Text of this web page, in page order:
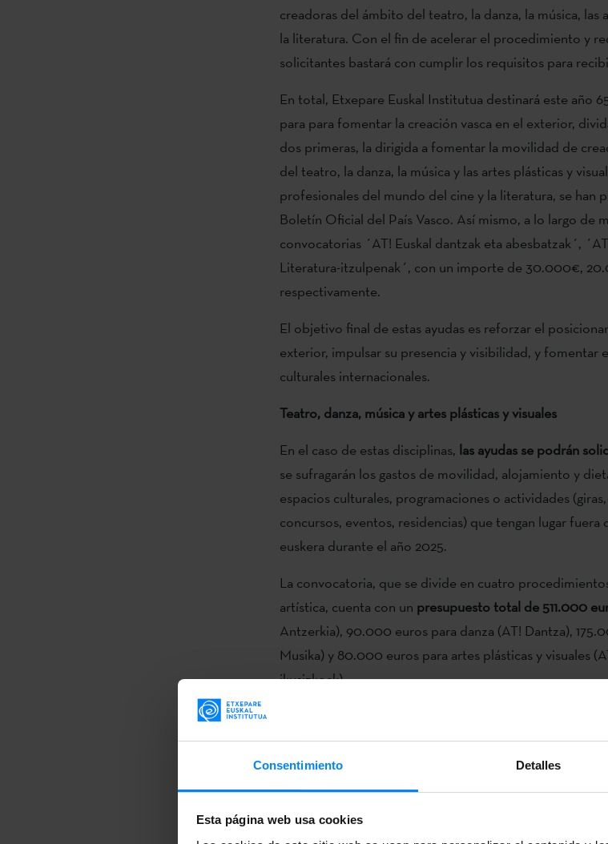
Consentimiento Detalles
Esta página web usa cookies
creadoras del ámbito del teatro, la danza, la música, las
la literatura. Con el fin de acelerar el procedimiento y
solicitantes bastará con cumplir los requisitos para
En total, Etxepare Euskal Institutua destinará este año
para para fomentar la creación vasca en el exterior,
dos primeras, la dirigida a fomentar la movilidad de
del teatro, la danza, la música y las artes plásticas y
profesionales del mundo del cine y la literatura, se han
Boletín Oficial del País Vasco. Así mismo, a lo largo de
convocatorias ´AT! Euskal dantzak eta abesbatzak´,
Literatura-itzulpenak´, con un importe de 30.000€,
respectivamente.
El objetivo final de estas ayudas es reforzar el
exterior, impulsar su presencia y visibilidad, y fomentar
culturales internacionales.
Teatro, danza, música y artes plásticas y visuales
En el caso de estas disciplinas, las ayudas se podrán
se sufragarán los gastos de movilidad, alojamiento y
espacios culturales, programaciones o actividades
concursos, eventos, residencias) que tengan lugar
euskera durante el año 2025.
La convocatoria, que se divide en cuatro
artística, cuenta con un presupuesto total de 511.000
Antzerkia), 90.000 euros para danza (AT! Dantza),
Musika) y 80.000 euros para artes plásticas y visuales
ikusizkoak).
AT! Arte plastikoak eta ikusizkoak
AT! Musika
AT! Dantza
Cine y literatura